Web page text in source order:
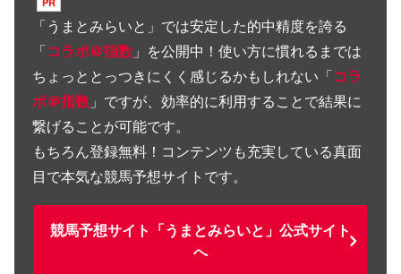
「うまとみらいと 」では安定した的中精度を誇る
「コラボ＠指数 」を公開中！使い方に慣れるまでは
ちょっととっつきにくく感じるかもしれない「コラ
ボ＠指数 」ですが、効率的に利用することで結果に
繋げることが可能です。
もちろん登録無料！コンテンツも充実している真面
目で本気な競馬予想サイトです。
競馬予想サイト「うまとみらいと」公式サイト
へ